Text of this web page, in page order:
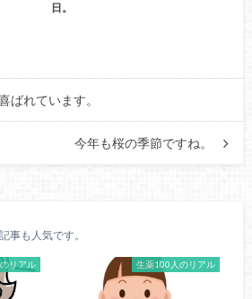
日。
ばれています。
今年も桜の季節ですね。
事も人気です。
リアル 生薬100人のリアル